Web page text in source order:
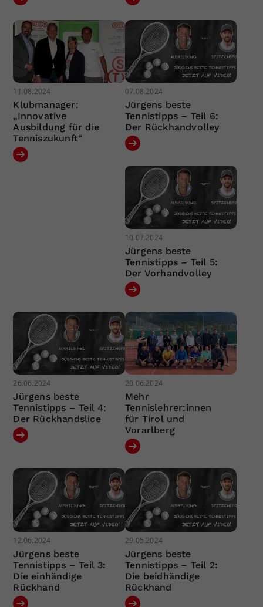
11.08.2024
Klubmanager:
„Innovative
Ausbildung für die
Tenniszukunft“
07.08.2024
Jürgens beste
Tennistipps – Teil 6:
Der Rückhandvolley
10.07.2024
Jürgens beste
Tennistipps – Teil 5:
Der Vorhandvolley
26.06.2024
Jürgens beste
Tennistipps – Teil 4:
Der Rückhandslice
20.06.2024
Mehr
Tennislehrer:innen
für Tirol und
Vorarlberg
12.06.2024
Jürgens beste
Tennistipps – Teil 3:
Die einhändige
Rückhand
29.05.2024
Jürgens beste
Tennistipps – Teil 2:
Die beidhändige
Rückhand